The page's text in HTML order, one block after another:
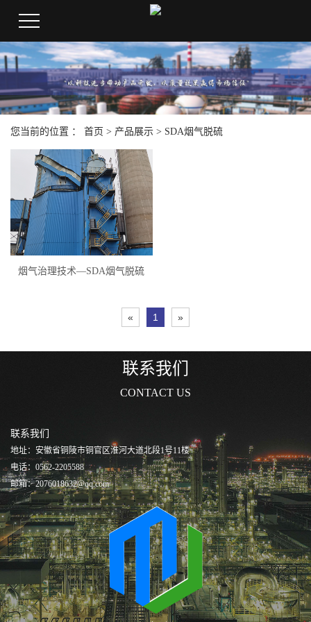
您当前的位置 ： 首页 > 产品展示 > SDA烟气脱硫
烟气治理技术—SDA烟气脱硫
« 1 »
联系我们
CONTACT US
联系我们
地址：安徽省铜陵市铜官区淮河大道北段1号11楼
电话：0562-2205588
邮箱：2076018632@qq.com